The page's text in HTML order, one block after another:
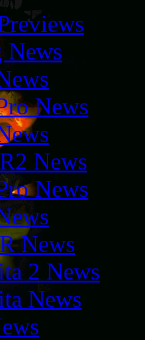
News
News
News
News
News
2 News
News